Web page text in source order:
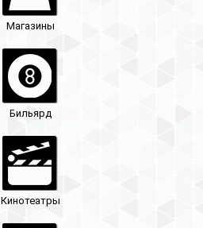
Магазины
Бильярд
Кинотеатры